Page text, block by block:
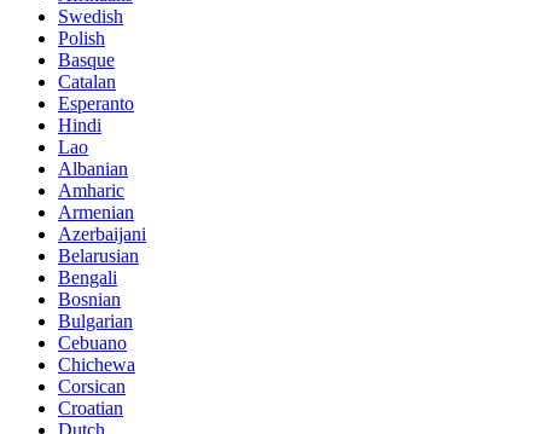
Swedish
Polish
Basque
Catalan
Esperanto
Hindi
Lao
Albanian
Amharic
Armenian
Azerbaijani
Belarusian
Bengali
Bosnian
Bulgarian
Cebuano
Chichewa
Corsican
Croatian
Dutch